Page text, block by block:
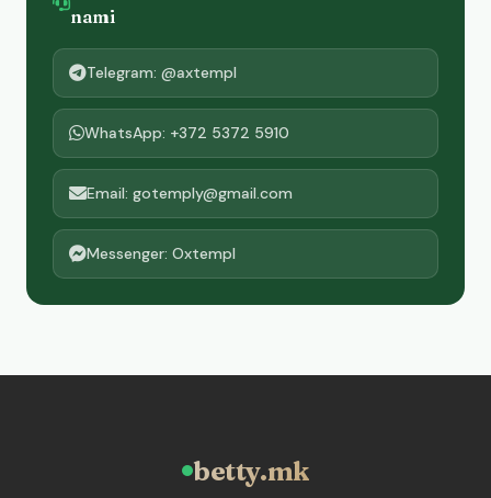
nami
Telegram: @axtempl
WhatsApp: +372 5372 5910
Email: gotemply@gmail.com
Messenger: Oxtempl
betty.mk